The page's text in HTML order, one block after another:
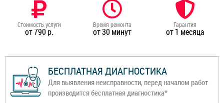
Стоимость услуги
от 790 р.
Время ремонта
от 30 минут
Гарантия
от 1 месяца
БЕСПЛАТНАЯ ДИАГНОСТИКА
Для выявления неисправности, перед началом работ
производится бесплатная диагностика*